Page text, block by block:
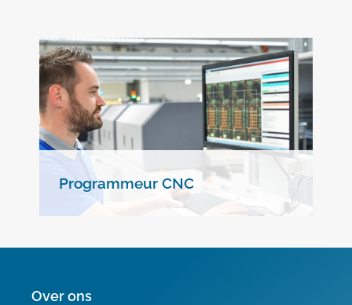
Programmeur CNC
Over ons